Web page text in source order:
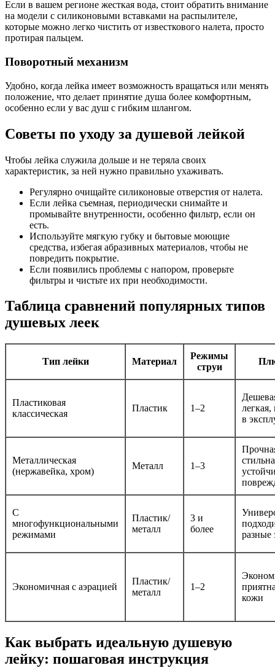
Если в вашем регионе жесткая вода, стоит обратить внимание
на модели с силиконовыми вставками на распылителе,
которые можно легко чистить от известкового налета, просто
протирая пальцем.
Поворотный механизм
Удобно, когда лейка имеет возможность вращаться или менять
положение, что делает принятие душа более комфортным,
особенно если у вас душ с гибким шлангом.
Советы по уходу за душевой лейкой
Чтобы лейка служила дольше и не теряла своих
характеристик, за ней нужно правильно ухаживать.
Регулярно очищайте силиконовые отверстия от налета.
Если лейка съемная, периодически снимайте и
промывайте внутренности, особенно фильтр, если он
есть.
Используйте мягкую губку и бытовые моющие
средства, избегая абразивных материалов, чтобы не
повредить покрытие.
Если появились проблемы с напором, проверьте
фильтры и чистьте их при необходимости.
Таблица сравнений популярных типов
душевых леек
Тип лейки Материал
Режимы
струи
Пластиковая
классическая
Пластик 1–2
легкая,
в
Металлическая
(нержавейка, хром)
Металл 1–3
С
многофункциональными
режимами
Пластик/
металл
3 и
более
разные
Экономичная с аэрацией
Пластик/
металл
1–2
кожи
Как выбрать идеальную душевую
лейку: пошаговая инструкция